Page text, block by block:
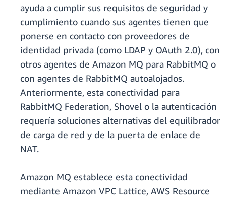
ayuda a cumplir sus requisitos de seguridad y
cumplimiento cuando sus agentes tienen que
ponerse en contacto con proveedores de
identidad privada (como LDAP y OAuth 2.0), con
otros agentes de Amazon MQ para RabbitMQ o
con agentes de RabbitMQ autoalojados.
Anteriormente, esta conectividad para
RabbitMQ Federation, Shovel o la autenticación
requería soluciones alternativas del equilibrador
de carga de red y de la puerta de enlace de
NAT.
Amazon MQ establece esta conectividad
mediante Amazon VPC Lattice, AWS Resource